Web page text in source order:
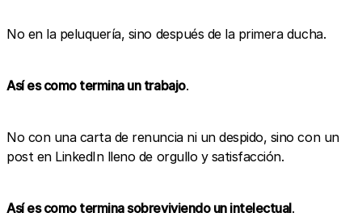
No en la peluquería, sino después de la primera ducha.
Así es como termina un trabajo.
No con una carta de renuncia ni un despido, sino con un
post en LinkedIn lleno de orgullo y satisfacción.
Así es como termina sobreviviendo un intelectual.